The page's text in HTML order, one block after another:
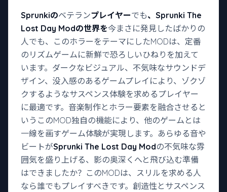
Sprunkiのベテランプレイヤーでも、Sprunki The
Lost Day Modの世界を今まさに発見したばかりの
人でも、このホラーをテーマにしたMODは、定番
のリズムゲームに新鮮で恐ろしいひねりを加えて
います。ダークなビジュアル、不気味なサウンドデ
ザイン、没入感のあるゲームプレイにより、ゾクゾ
クするようなサスペンス体験を求めるプレイヤー
に最適です。音楽制作とホラー要素を融合させると
いうこのMOD独自の機能により、他のゲームとは
一線を画すゲーム体験が実現します。あらゆる音や
ビートがSprunki The Lost Day Modの不気味な雰
囲気を盛り上げる、影の奥深くへと飛び込む準備
はできましたか？このMODは、スリルを求める人
なら誰でもプレイすべきです。創造性とサスペンス